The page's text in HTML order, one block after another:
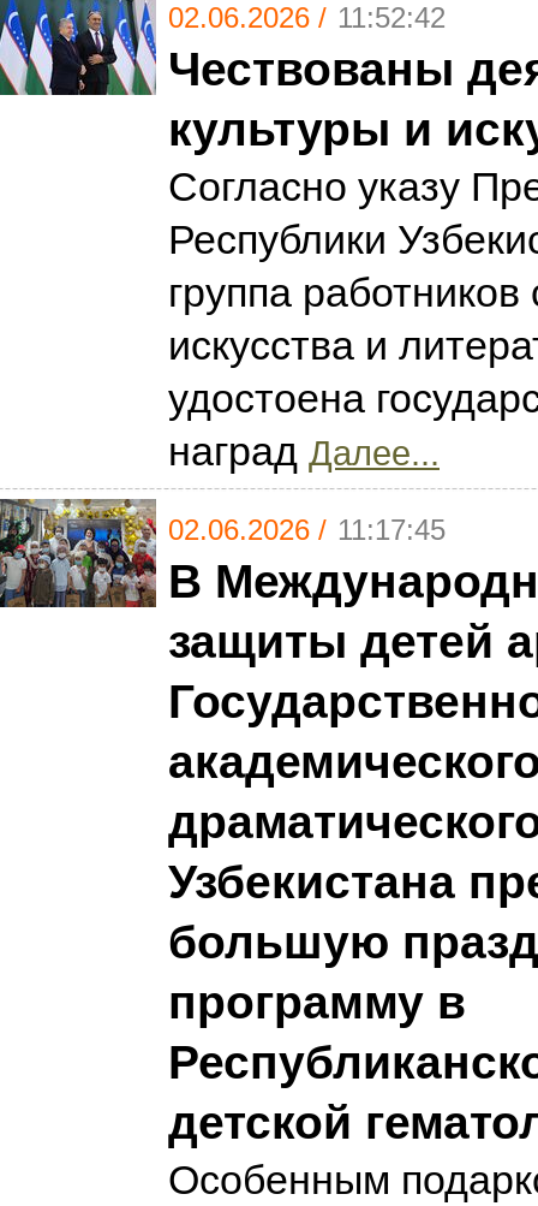
02.06.2026 / 11:52:42
Чествованы
культуры и
Согласно указу
Республики
группа
искусства и
удостоена
наград Далее...
02.06.2026 / 11:17:45
В
защиты детей
Узбекистана
большую
программу в
детской
Особенным